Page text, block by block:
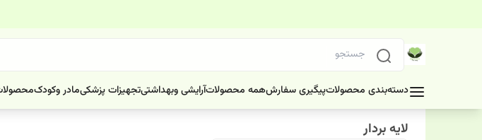
دسته‌بندی محصولاتپیگیری سفارشهمه محصولاتآرایشی وبهداشتیتجهیزات پزشکیمادر وکودک
لایه بردار